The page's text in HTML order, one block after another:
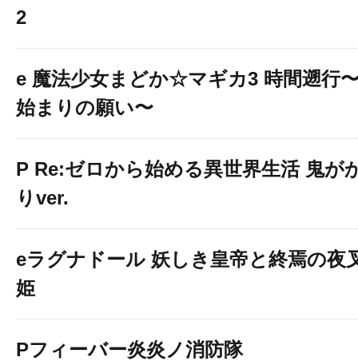
2
e 魔法少女まどか☆マギカ3 時間遡行
始まりの願い〜
P Re:ゼロから始める異世界生活 鬼が
りver.
eラグナドール 妖しき皇帝と終焉の夜
姫
Pフィーバー炎炎ノ消防隊